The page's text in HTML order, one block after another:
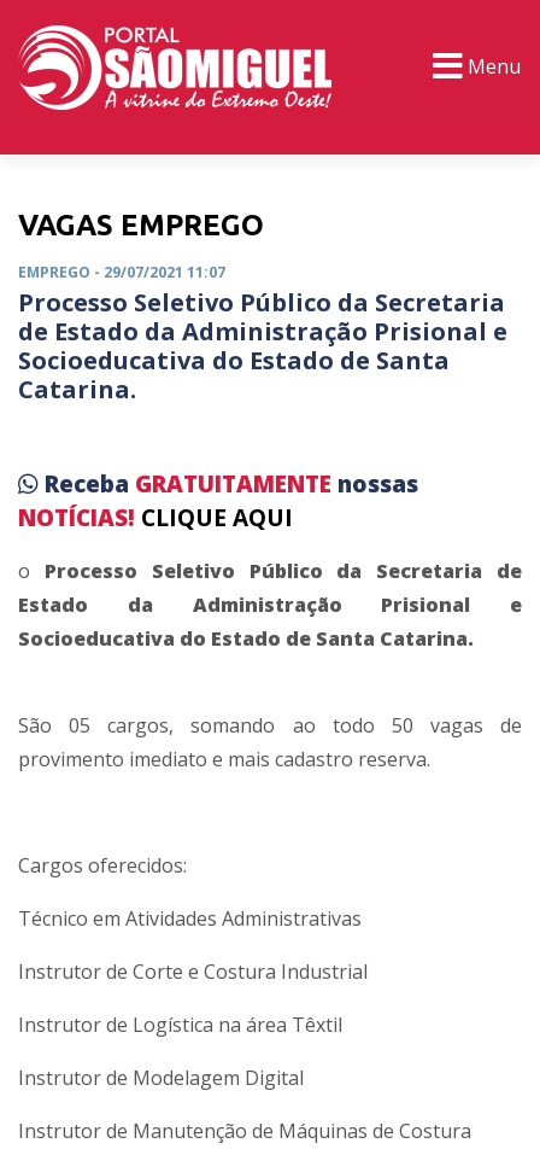
Menu
VAGAS EMPREGO
EMPREGO - 29/07/2021 11:07
Processo Seletivo Público da Secretaria
de Estado da Administração Prisional e
Socioeducativa do Estado de Santa
Catarina.
Receba GRATUITAMENTE nossas
NOTÍCIAS! CLIQUE AQUI
o Processo Seletivo Público da Secretaria de
Estado da Administração Prisional e
Socioeducativa do Estado de Santa Catarina.
São 05 cargos, somando ao todo 50 vagas de
provimento imediato e mais cadastro reserva.
Cargos oferecidos:
Técnico em Atividades Administrativas
Instrutor de Corte e Costura Industrial
Instrutor de Logística na área Têxtil
Instrutor de Modelagem Digital
Instrutor de Manutenção de Máquinas de Costura